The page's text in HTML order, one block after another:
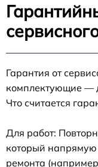
Гарантия от
комплектующие —
Что считается
Для работ:
который напрямую
ремонта